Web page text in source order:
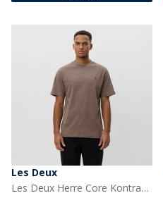
Les Deux
Les Deux Herre Core Kontrast T-shirt Mountain Grey Brown